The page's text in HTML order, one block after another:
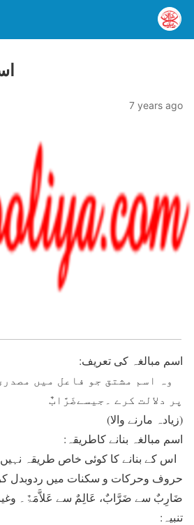
7 years ago
اسم مبالغہ کی تعریف:
وہ اسم مشتق جو فاعل میں
پر دلالت کرے ۔جیسےضَرَّابٌ
(زیادہ مارنے والا)
اسم مبالغہ بنانے کاطریقہ:
اس کے بنانے کا کوئی خاص طریقہ
حروف وحرکات و سکنات میں ردوبدل
ضَارِبٌ سے ضَرَّابٌ، عَالِمٌ سے عَلاَّمَۃٌ۔
تنبیہ: